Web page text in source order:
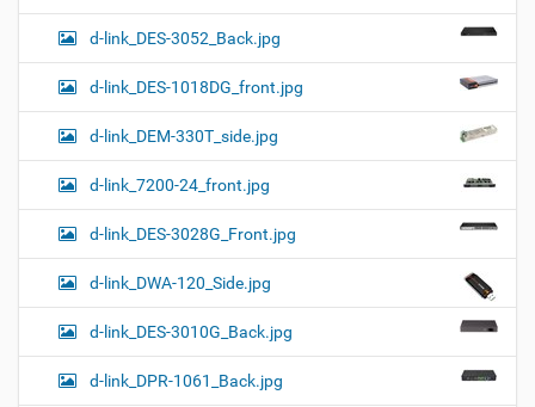
d-link_DES-3052_Back.jpg
d-link_DES-1018DG_front.jpg
d-link_DEM-330T_side.jpg
d-link_7200-24_front.jpg
d-link_DES-3028G_Front.jpg
d-link_DWA-120_Side.jpg
d-link_DES-3010G_Back.jpg
d-link_DPR-1061_Back.jpg